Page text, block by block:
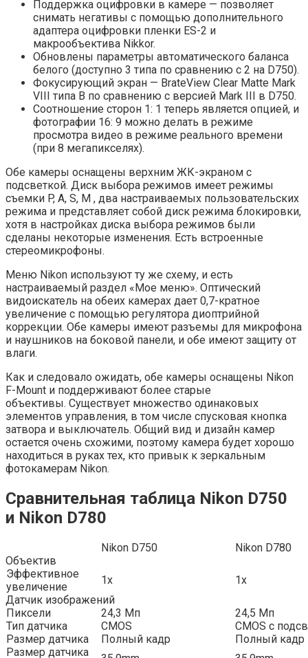
Поддержка оцифровки в камере — позволяет
снимать негативы с помощью дополнительного
адаптера оцифровки пленки ES-2 и
макрообъектива Nikkor.
Обновлены параметры автоматического баланса
белого (доступно 3 типа по сравнению с 2 на D750).
Фокусирующий экран — BrateView Clear Matte Mark
VIII типа B по сравнению с версией Mark III в D750.
Соотношение сторон 1: 1 теперь является опцией, и
фотографии 16: 9 можно делать в режиме
просмотра видео в режиме реального времени
(при 8 мегапикселях).
Обе камеры оснащены верхним ЖК-экраном с
подсветкой. Диск выбора режимов имеет режимы
съемки P, A, S, M , два настраиваемых пользовательских
режима и представляет собой диск режима блокировки,
хотя в настройках диска выбора режимов были
сделаны некоторые изменения. Есть встроенные
стереомикрофоны.
Меню Nikon используют ту же схему, и есть
настраиваемый раздел «Мое меню». Оптический
видоискатель на обеих камерах дает 0,7-кратное
увеличение с помощью регулятора диоптрийной
коррекции. Обе камеры имеют разъемы для микрофона
и наушников на боковой панели, и обе имеют защиту от
влаги.
Как и следовало ожидать, обе камеры оснащены Nikon
F-Mount и поддерживают более старые
объективы. Существует множество одинаковых
элементов управления, в том числе спусковая кнопка
затвора и выключатель. Общий вид и дизайн камер
остается очень схожими, поэтому камера будет хорошо
находиться в руках тех, кто привык к зеркальным
фотокамерам Nikon.
Сравнительная таблица Nikon D750
и Nikon D780
Nikon D750
Nikon D780
Объектив
Эффективное
увеличение
1x
1x
Датчик изображений
Пиксели
24,3 Мп
24,5 Мп
Тип датчика
CMOS
CMOS с
Размер датчика
Полный кадр
Полный кадр
Размер датчика